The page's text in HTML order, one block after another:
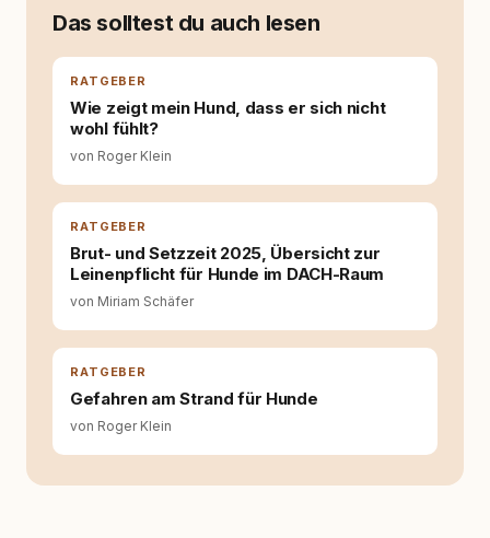
moderner Hundeerziehung
entsteht echte Bindung dort, wo Verständnis
Wissen ersetzt – nicht umgekehrt. Aus dieser
Entwicklung entstand rundum.dog – ein
Wissens- und Serviceportal für
und der Schweiz. Meine Überzeugung:
Tierschutz beginnt mit Wissen. Wer seinen
Hund versteht, trifft bessere Entscheidungen –
für ein Zusammenleben, das beiden guttut.
Das solltest du auch lesen
RATGEBER
Wie zeigt mein Hund, dass er sich nicht
wohl fühlt?
von Roger Klein
RATGEBER
Brut- und Setzzeit 2025, Übersicht zur
Leinenpflicht für Hunde im DACH-Raum
von Miriam Schäfer
RATGEBER
Gefahren am Strand für Hunde
von Roger Klein